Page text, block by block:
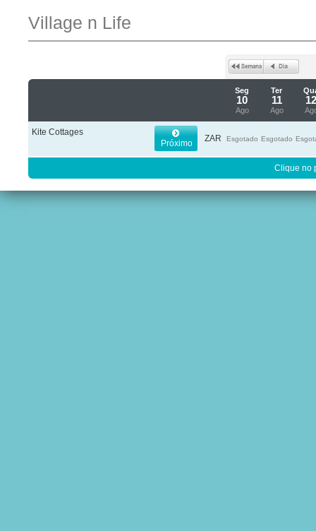
Village n Life
Seg
10
Ago
Ter
11
Ago
Kite Cottages
Próximo
ZAR Esgotado Esgotado
Clique no